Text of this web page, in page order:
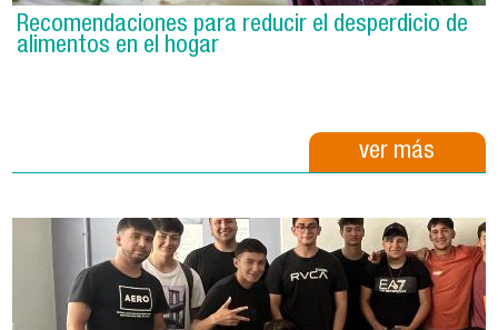
Recomendaciones para reducir el desperdicio de
alimentos en el hogar
ver más